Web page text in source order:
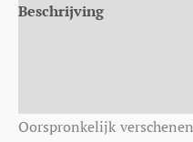
Beschrijving
Oorspronkelijk